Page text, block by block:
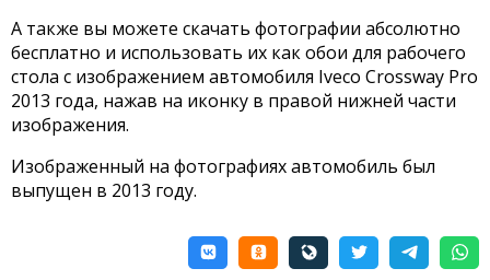
А также вы можете скачать фотографии абсолютно
бесплатно и использовать их как обои для рабочего
стола с изображением автомобиля Iveco Crossway Pro
2013 года, нажав на иконку в правой нижней части
изображения.
Изображенный на фотографиях автомобиль был
выпущен в 2013 году.